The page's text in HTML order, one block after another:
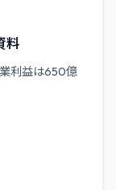
料
利益は650億